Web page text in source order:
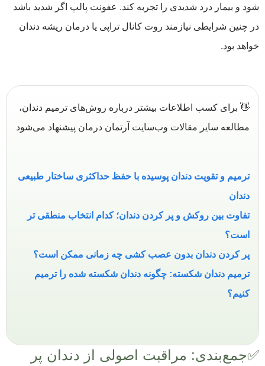
شود و بیمار درد شدیدی را تجربه کند. عفونت پالپ اگر شدید باشد
در چنین شرایطی نیازمند روت کانال تراپی یا درمان ریشه دندان
خواهد بود.
👋 برای کسب اطلاعات بیشتر درباره روش‌های ترمیم دندان،
مطالعه سایر مقالات وب‌سایت آرتمان درمان پیشنهاد می‌شود
ترمیم و تقویت دندان پوسیده با حفظ حداکثری ساختار طبیعی
دندان
تفاوت بین روکش و پر کردن دندان؛ کدام انتخاب منطقی ‌تر
است؟
پر کردن دندان بدون عصب کشی چه زمانی ممکن است؟
ترمیم دندان شکسته: چگونه دندان شکسته شده را ترمیم
کنیم؟
✅جمع‌بندی: مراقبت اصولی از دندان پر